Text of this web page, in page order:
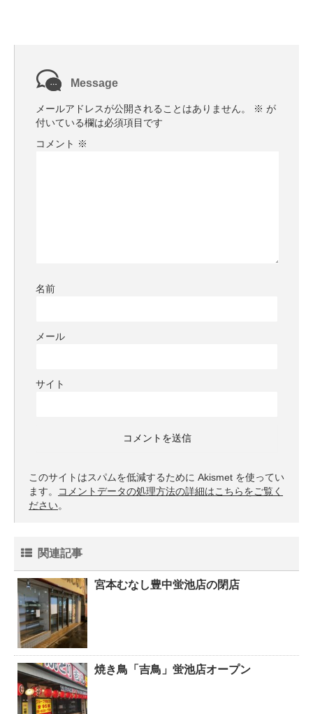
Message
メールアドレスが公開されることはありません。 ※ が
付いている欄は必須項目です
コメント ※
名前
メール
サイト
このサイトはスパムを低減するために Akismet を使ってい
ます。
コメントデータの処理方法の詳細はこちらをご覧く
ださい。
関連記事
宮本むなし豊中蛍池店の閉店
焼き鳥「吉鳥」蛍池店オープン